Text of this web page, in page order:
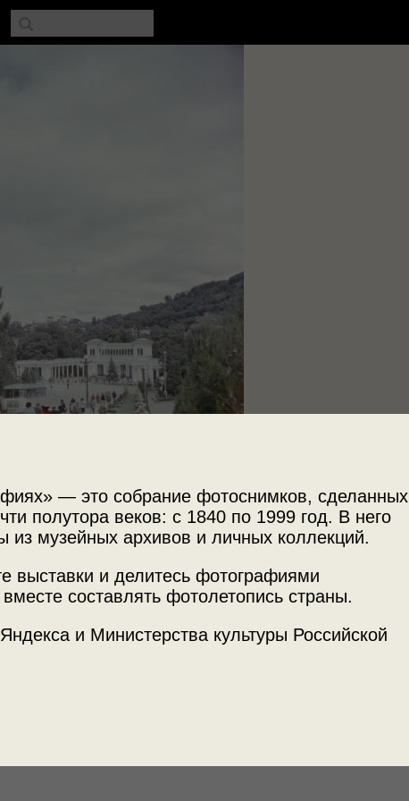
— это собрание фотоснимков, сделанных
полутора веков: с 1840 по 1999 год. В него
музейных архивов и личных коллекций.
выставки и делитесь фотографиями
составлять фотолетопись страны.
и Министерства культуры Российской
МАММ / МДФ
Пятигорск,